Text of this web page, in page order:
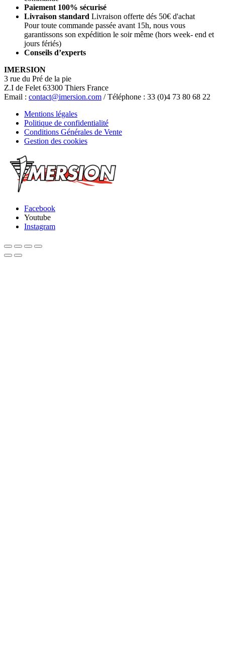
Paiement 100% sécurisé
Livraison standard Livraison offerte dés 50€ d'achat
Pour toute commande passée avant 15h, nous vous
garantissons son expédition le soir même (hors week- end et
jours fériés)
Conseils d’experts
IMERSION
3 rue du Pré de la pie
Z.I de Felet 63300 Thiers France
Email : contact@imersion.com / Téléphone : 33 (0)4 73 80 68 22
Mentions légales
Politique de confidentialité
Conditions Générales de Vente
Gestion des cookies
Facebook
Youtube
Instagram